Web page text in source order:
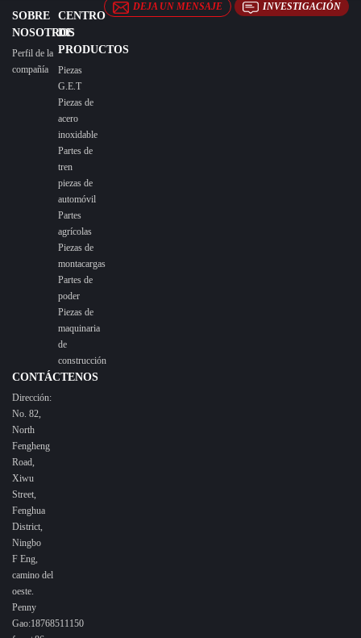
DEJA UN MENSAJE INVESTIGACIÓN
SOBRE
NOSOTROS
Perfil de la
compañía
CENTRO
DE
PRODUCTOS
Piezas
G.E.T
Piezas de
acero
inoxidable
Partes de
tren
piezas de
automóvil
Partes
agrícolas
Piezas de
montacargas
Partes de
poder
Piezas de
maquinaria
de
construcción
CONTÁCTENOS
Dirección:
No. 82,
North
Fengheng
Road,
Xiwu
Street,
Fenghua
District,
Ningbo
F Eng,
camino del
oeste.
Penny
Gao:18768511150